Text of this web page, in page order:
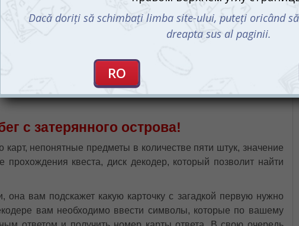
к пальме. Но кто это сделал? Абсолютно все на этом
Вы просто не можете в это поверить. Растерянность и
взять себя в руки и попытаться выбраться.
Затерянный остров (EXIT: The Game – The Forgotten Island)
найденной страной книги и золотого диска, разгадать
шифры, иначе вы останетесь на затерянном острове
с затерянного острова!
карт, непонятные предметы в количестве пяти штук, значение
квеста, диск декодер, который позволит найти
она вам подскажет какую карточку с загадкой первую нужно
вам необходимо ввести символы, которые по вашему